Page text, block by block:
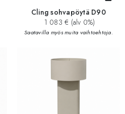
Cling sohvapöytä D90
1 083 € (alv 0%)
Saatavilla myös muita vaihtoehtoja.